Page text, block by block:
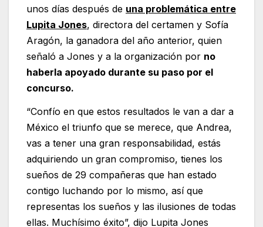
unos días después de una problemática entre
Lupita Jones, directora del certamen y Sofía
Aragón, la ganadora del año anterior, quien
señaló a Jones y a la organización por no
haberla apoyado durante su paso por el
concurso.
“Confío en que estos resultados le van a dar a
México el triunfo que se merece, que Andrea,
vas a tener una gran responsabilidad, estás
adquiriendo un gran compromiso, tienes los
sueños de 29 compañeras que han estado
contigo luchando por lo mismo, así que
representas los sueños y las ilusiones de todas
ellas. Muchísimo éxito”, dijo Lupita Jones